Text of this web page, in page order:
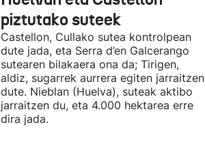
piztutako suteek
Castellon, Cullako sutea kontrolpean
dute jada, eta Serra d’en Galcerango
sutearen bilakaera ona da; Tirigen,
aldiz, sugarrek aurrera egiten jarraitzen
dute. Nieblan (Huelva), suteak aktibo
jarraitzen du, eta 4.000 hektarea erre
dira jada.